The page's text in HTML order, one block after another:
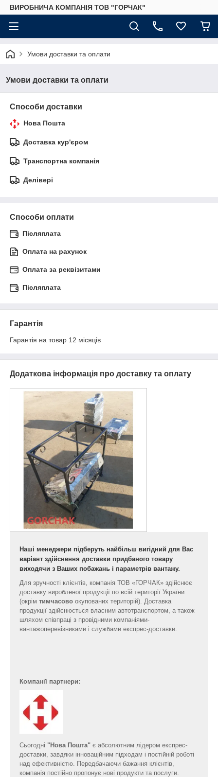
ВИРОБНИЧА КОМПАНІЯ ТОВ "ГОРЧАК"
Умови доставки та оплати
Умови доставки та оплати
Способи доставки
Нова Пошта
Доставка кур'єром
Транспортна компанія
Делівері
Способи оплати
Післяплата
Оплата на рахунок
Оплата за реквізитами
Післяплата
Гарантія
Гарантія на товар 12 місяців
Додаткова інформація про доставку та оплату
Наші менеджери підберуть найбільш вигідний для Вас
варіант здійснення доставки придбаного товару
виходячи з Ваших побажань і параметрів вантажу.
Для зручності клієнтів, компанія ТОВ «ГОРЧАК» здійснює
доставку виробленої продукції по всій території України
(окрім тимчасово окупованих територій). Доставка
продукції здійснюється власним автотранспортом, а також
шляхом співпраці з провідними компаніями-
вантажоперевізниками і службами експрес-доставки.
Компанії партнери:
Сьогодні "Нова Пошта" є абсолютним лідером експрес-
доставки, завдяки інноваційним підходам і постійній роботі
над ефективністю. Передбачаючи бажання клієнтів,
компанія постійно пропонує нові продукти та послуги.